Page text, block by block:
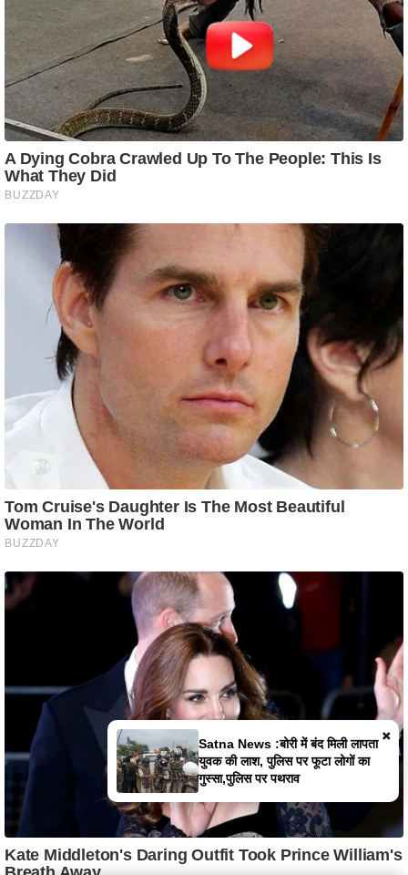
×
मैहर में कपड़ों के गोदाम में भीषण आग, लाखों
का सामान जलकर खाक, दमकल की तीन
गाड़ियों ने संभाला मोर्चा